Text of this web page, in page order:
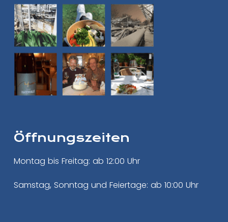
Öffnungszeiten
Montag bis Freitag: ab 12:00 Uhr
Samstag, Sonntag und Feiertage: ab 10:00 Uhr